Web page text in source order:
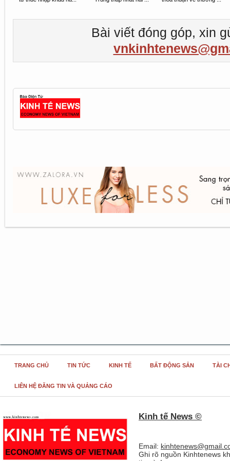
Bài viết đóng góp, xin
TRANG CHỦ TIN TỨC KINH TẾ BẤT ĐỘNG SẢN TÀI
LIÊN HỆ ĐĂNG TIN VÀ QUẢNG CÁO
Kinh tế News ©
Email:
Ghi rõ nguồn Kinhtenews